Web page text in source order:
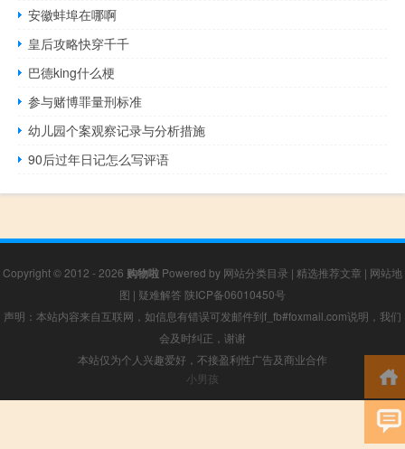
安徽蚌埠在哪啊
皇后攻略快穿千千
巴德king什么梗
参与赌博罪量刑标准
幼儿园个案观察记录与分析措施
90后过年日记怎么写评语
Copyright © 2012 - 2026 购物啦 Powered by 网站分类目录 | 精选推荐文章 | 网站地
图 | 疑难解答 陕ICP备06010450号
声明：本站内容来自互联网，如信息有错误可发邮件到f_fb#foxmail.com说明，我们
会及时纠正，谢谢
本站仅为个人兴趣爱好，不接盈利性广告及商业合作
小男孩